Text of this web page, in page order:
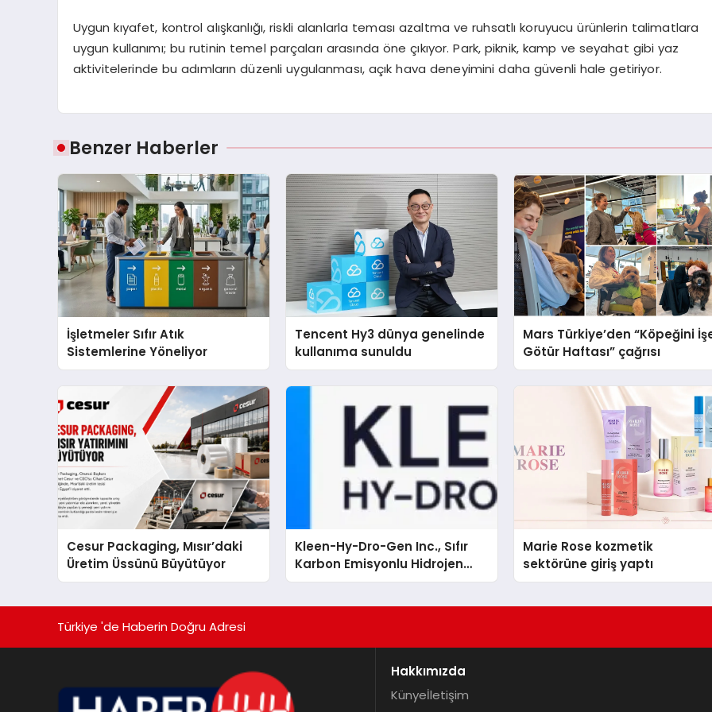
Uygun kıyafet, kontrol alışkanlığı, riskli alanlarla teması azaltma ve ruhsatlı koruyucu ürünlerin talimatlara
uygun kullanımı; bu rutinin temel parçaları arasında öne çıkıyor. Park, piknik, kamp ve seyahat gibi yaz
aktivitelerinde bu adımların düzenli uygulanması, açık hava deneyimini daha güvenli hale getiriyor.
Benzer Haberler
İşletmeler Sıfır Atık
Sistemlerine Yöneliyor
Tencent Hy3 dünya genelinde
kullanıma sunuldu
Mars Türkiye’den “Köpeğini
Götür Haftası” çağrısı
Cesur Packaging, Mısır’daki
Üretim Üssünü Büyütüyor
Kleen-Hy-Dro-Gen Inc., Sıfır
Karbon Emisyonlu Hidrojen
Isıtma Teknolojisinde ISO ve
Marie Rose kozmetik
sektörüne giriş yaptı
Türkiye 'de Haberin Doğru Adresi
Hakkımızda
Künyeİletişim